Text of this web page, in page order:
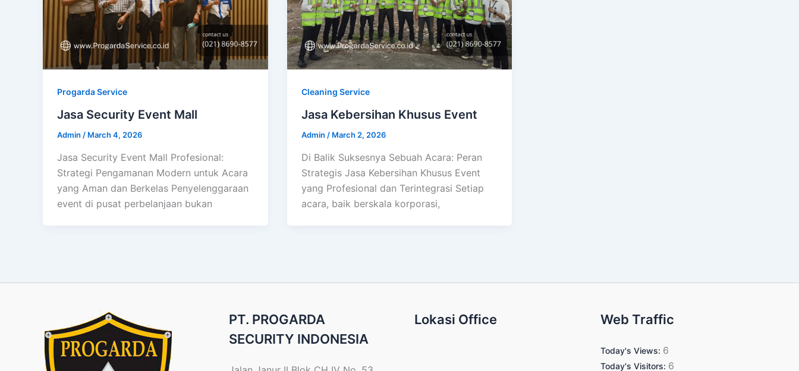
Progarda Service
Jasa Security Event Mall
Admin / March 4, 2026
Jasa Security Event Mall Profesional:
Strategi Pengamanan Modern untuk Acara
yang Aman dan Berkelas Penyelenggaraan
event di pusat perbelanjaan bukan
Cleaning Service
Jasa Kebersihan Khusus Event
Admin / March 2, 2026
Di Balik Suksesnya Sebuah Acara: Peran
Strategis Jasa Kebersihan Khusus Event
yang Profesional dan Terintegrasi Setiap
acara, baik berskala korporasi,
PT. PROGARDA
SECURITY INDONESIA
Lokasi Office Web Traffic
Today's Views: 6
Today's Visitors: 6